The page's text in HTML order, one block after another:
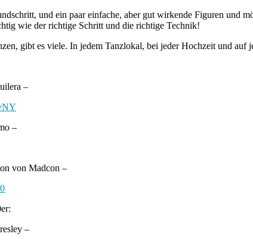
und ein paar einfache, aber gut wirkende Figuren und
wie der richtige Schritt und die richtige Technik!
gibt es viele. In jedem Tanzlokal, bei jeder Hochzeit und
–
–
von Madcon –
–